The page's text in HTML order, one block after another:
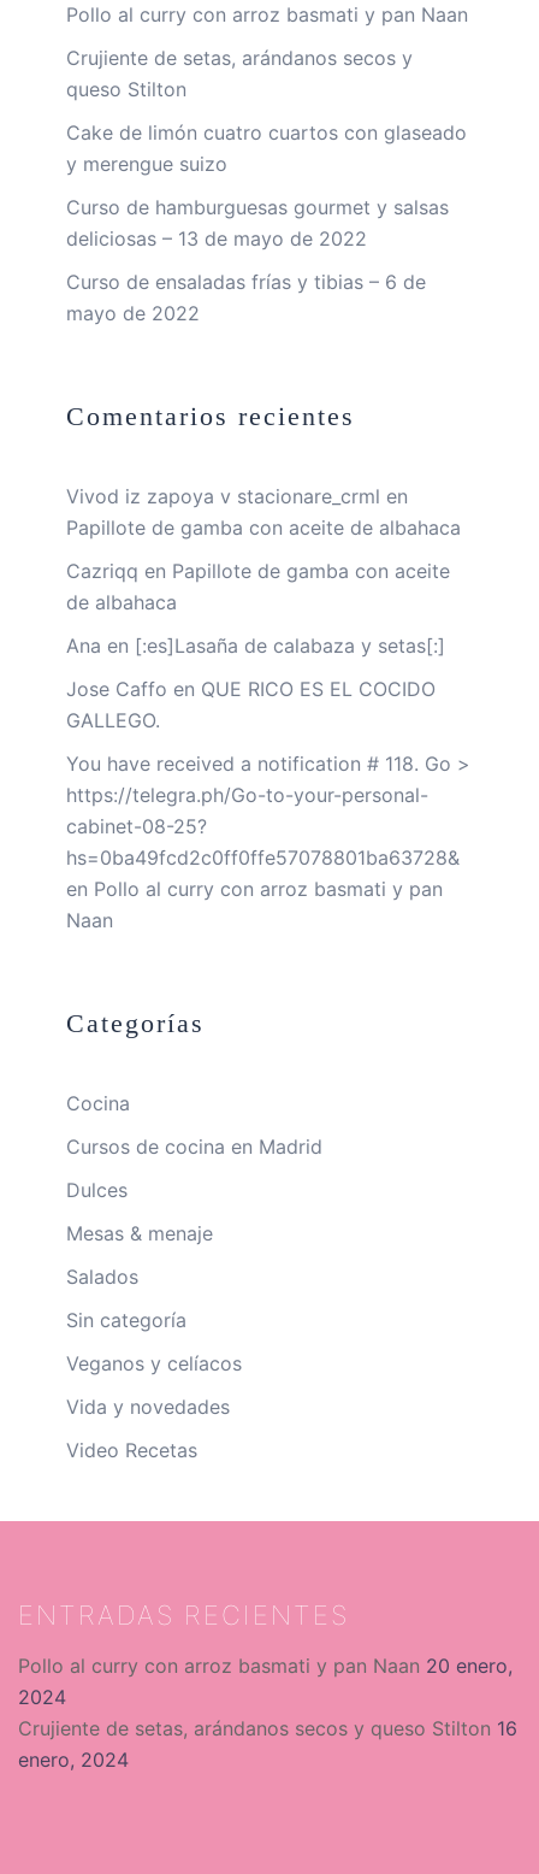
Pollo al curry con arroz basmati y pan Naan
Crujiente de setas, arándanos secos y
queso Stilton
Cake de limón cuatro cuartos con glaseado
y merengue suizo
Curso de hamburguesas gourmet y salsas
deliciosas – 13 de mayo de 2022
Curso de ensaladas frías y tibias – 6 de
mayo de 2022
Comentarios recientes
Vivod iz zapoya v stacionare_crml en
Papillote de gamba con aceite de albahaca
Cazriqq en Papillote de gamba con aceite
de albahaca
Ana en [:es]Lasaña de calabaza y setas[:]
Jose Caffo en QUE RICO ES EL COCIDO
GALLEGO.
You have received a notification # 118. Go >
https://telegra.ph/Go-to-your-personal-
cabinet-08-25?
hs=0ba49fcd2c0ff0ffe57078801ba63728&
en Pollo al curry con arroz basmati y pan
Naan
Categorías
Cocina
Cursos de cocina en Madrid
Dulces
Mesas & menaje
Salados
Sin categoría
Veganos y celíacos
Vida y novedades
Video Recetas
ENTRADAS RECIENTES
Pollo al curry con arroz basmati y pan Naan 20 enero,
2024
Crujiente de setas, arándanos secos y queso Stilton 16
enero, 2024